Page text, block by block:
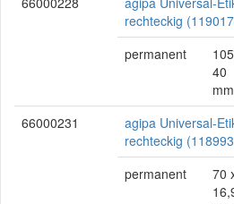
rechteckig
permanent
40
mm
66000231
agipa Universal-
rechteckig
permanent
70